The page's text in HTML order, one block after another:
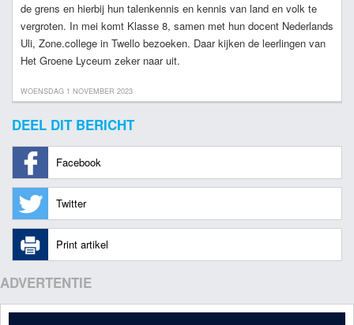
de grens en hierbij hun talenkennis en kennis van land en volk te
vergroten. In mei komt Klasse 8, samen met hun docent Nederlands
Uli, Zone.college in Twello bezoeken. Daar kijken de leerlingen van
Het Groene Lyceum zeker naar uit.
WOENSDAG 1 NOVEMBER 2023
DEEL DIT BERICHT
Facebook
Twitter
Print artikel
ADVERTENTIE